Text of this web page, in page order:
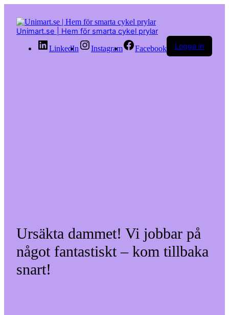
innehåll
Unimart.se | Hem för smarta cykel prylar
LinkedIn Instagram Facebook Logga in
Ursäkta dammet! Vi jobbar på
något fantastiskt – kom tillbaka
snart!